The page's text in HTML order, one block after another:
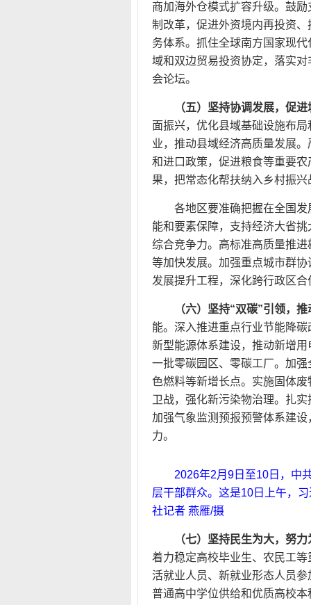
商加海外仓模式扩容升级。鼓
制改革，促进外资境内再投资
务体系。抓住全球南方国家现
域和双边贸易投资协定，落实
会论坛。
（五）坚持协调发展，促
面振兴，优化县域基础设施布
业，推动县域经济高质量发展
和进口政策，促进粮食等重要
果，把常态化帮扶纳入乡村振
各地区要准确把握在全国
能和要素保障，支持经济大省
综合竞争力。高标准高质量推
等加快发展。加强重点城市群
发展提升工程，深化跨行政区
（六）坚持“双碳”引领，
能。深入推进重点行业节能降
新型能源体系建设，推动新增
一批零碳园区、零碳工厂。加
色燃料等新增长点。实施固体
卫战，强化新污染物治理。扎
加强气象监测预报预警体系建
力。
2026年2月9日至10日，中
层干部群众。这是10日上午，
社记者 燕雁/摄
（七）坚持民生为大，努
着力稳定高校毕业生、农民工
活就业人员、新就业形态人员
普通高中学位供给和优质高校